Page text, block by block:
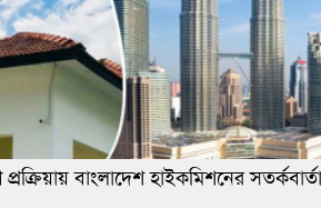
বাংলাদেশ হাইকমিশনের সতর্কবার্তা